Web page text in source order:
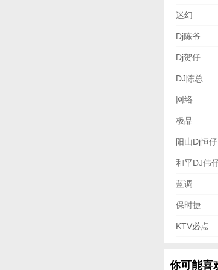
迷幻
Dj陈爷
Dj贺仔
DJ陈总
网络
极品
阳山Dj恒仔
和平DJ伟
蓝调
保时捷
KTV必点
你可能喜